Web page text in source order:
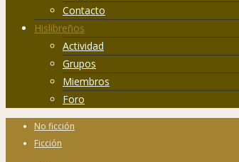
Contacto
Hislibreños
Actividad
Grupos
Miembros
Foro
No ficción
Ficción